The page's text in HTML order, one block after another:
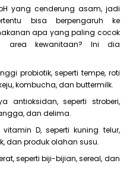
yang cenderung asam, jadi
bisa berpengaruh ke
apa yang paling cocok
kewanitaan? Ini dia
probiotik, seperti tempe, roti
kombucha, dan buttermilk.
antioksidan, seperti stroberi,
dan delima.
D, seperti kuning telur,
dan produk olahan susu.
seperti biji-bijian, sereal, dan